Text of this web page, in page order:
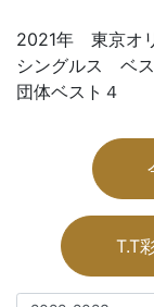
2021年 東京オ
シングルス ベ
団体ベスト４
T.T